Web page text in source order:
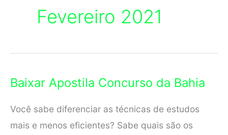
Fevereiro 2021
Baixar Apostila Concurso da Bahia
Você sabe diferenciar as técnicas de estudos
mais e menos eficientes? Sabe quais são os